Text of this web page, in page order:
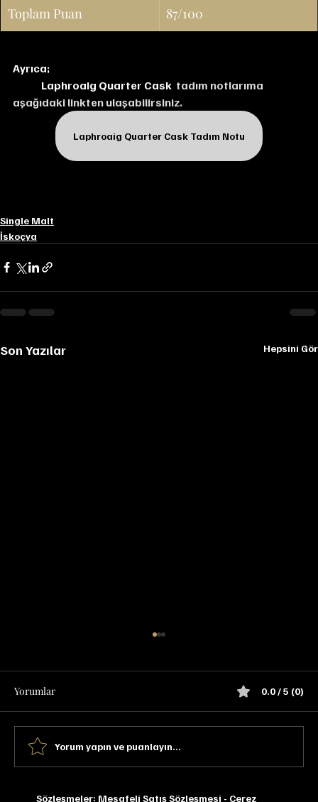
Toplam Puan 87/100
Ayrıca;
Laphroaig Quarter Cask tadım notlarıma
aşağıdaki linkten ulaşabilirsiniz.
Laphroaig Quarter Cask Tadım Notu
Single Malt
İskoçya
Son Yazılar Hepsini Gör
Glenfarclas 15 YO Tadım Notu
Yorumlar 0.0 / 5 (0)
Yorum yapın ve puanlayın...
Sözleşmeler: Mesafeli Satış Sözleşmesi - Çerez